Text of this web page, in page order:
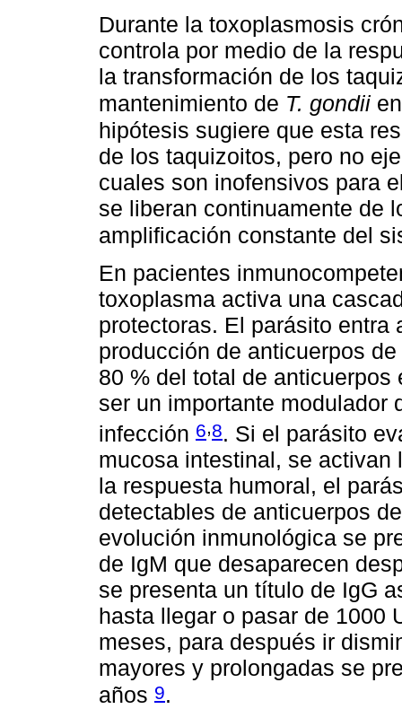
Durante la toxoplasmosis
controla por medio de la
la transformación de los
mantenimiento de T. gondii
hipótesis sugiere que esta
de los taquizoitos, pero no
cuales son inofensivos para
se liberan continuamente de
amplificación constante del
En pacientes
toxoplasma activa una
protectoras. El parásito
producción de anticuerpos
80 % del total de
ser un importante modulador
infección 6,8. Si el parásito
mucosa intestinal, se activan
la respuesta humoral, el
detectables de anticuerpos
evolución inmunológica se
de IgM que desaparecen
se presenta un título de IgG
hasta llegar o pasar de 1000
meses, para después ir
mayores y prolongadas se
años 9.